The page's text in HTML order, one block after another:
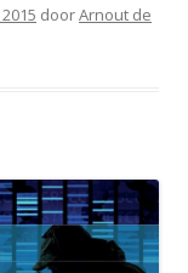
doorArnout de